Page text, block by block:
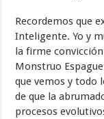
Recordemos que
Inteligente. Yo y
la firme
Monstruo
que vemos y todo
de que la
procesos